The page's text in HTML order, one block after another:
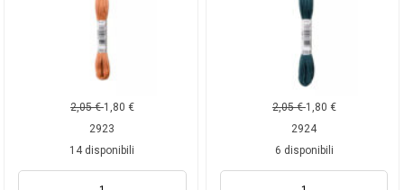
2,05€ 1,80 €
2923
14 disponibili
2,05€ 1,80 €
2924
6 disponibili